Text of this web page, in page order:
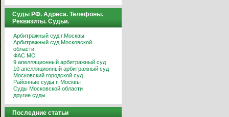
Суды РФ. Адреса. Телефоны.
Реквизиты. Судьи.
Арбитражный суд г.Москвы
Арбитражный суд Московской
области
ФАС МО
9 апелляционный арбитражный суд
10 апелляционный арбитражный суд
Московский городской суд
Районные суды г. Москвы
Суды Московской области
другие суды
Последние статьи